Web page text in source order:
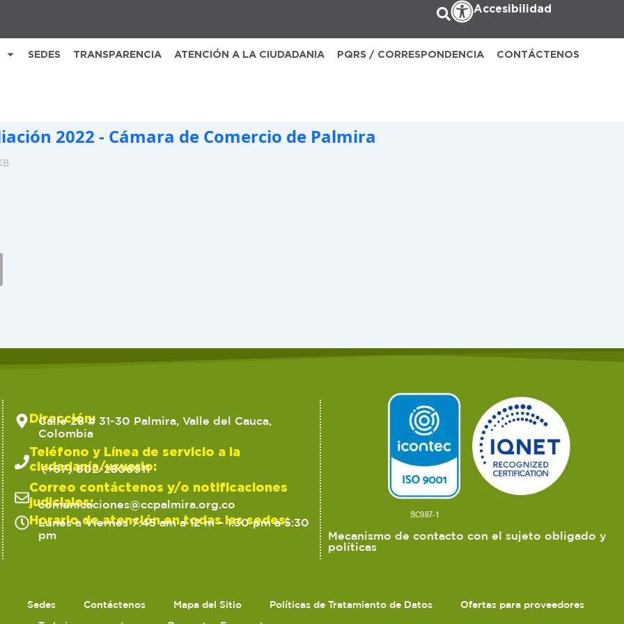
Accesibilidad
SEDES TRANSPARENCIA ATENCIÓN A LA CIUDADANIA PQRS / CORRESPONDENCIA CONTÁCTENOS
2022 - Cámara de Comercio de Palmira
Dirección:
Calle 28 # 31-30 Palmira, Valle del Cauca,
Colombia
Teléfono y Línea de servicio a la
ciudadanía/usuario:
(+57) 602-2806911
Correo contáctenos y/o notificaciones
judiciales:
comunicaciones@ccpalmira.org.co
Horario de atención en todas las sedes:
Lunes a Viernes 7:45 am a 12 m – 1:30 pm a 5:30
pm
Mecanismo de contacto con el sujeto obligado y
políticas
Sedes Contáctenos Mapa del Sitio Políticas de Tratamiento de Datos
Ofertas para proveedores